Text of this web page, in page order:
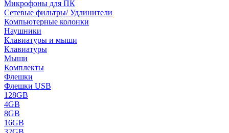
Микрофоны для ПК
Сетевые фильтры/ Удлинители
Компьютерные колонки
Наушники
Клавиатуры и мыши
Клавиатуры
Мыши
Комплекты
Флешки
Флешки USB
128GB
4GB
8GB
16GB